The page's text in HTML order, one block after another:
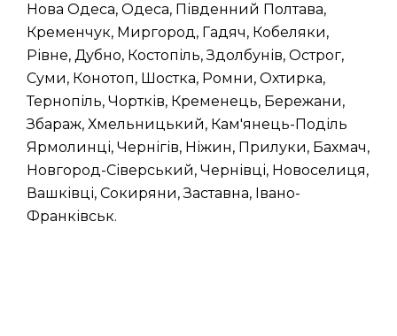
Нова Одеса, Одеса, Південний Полтава,
Кременчук, Миргород, Гадяч, Кобеляки,
Рівне, Дубно, Костопіль, Здолбунів, Острог,
Суми, Конотоп, Шостка, Ромни, Охтирка,
Тернопіль, Чортків, Кременець, Бережани,
Збараж, Хмельницький, Кам'янець-Поділь
Ярмолинці, Чернігів, Ніжин, Прилуки, Бахмач,
Новгород-Сіверський, Чернівці, Новоселиця,
Вашківці, Сокиряни, Заставна, Івано-
Франківськ.